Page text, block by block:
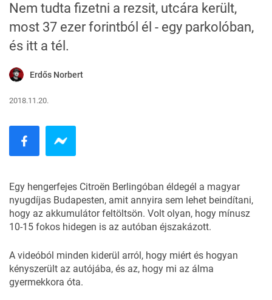
Nem tudta fizetni a rezsit, utcára került,
most 37 ezer forintból él - egy parkolóban,
és itt a tél.
Erdős Norbert
2018.11.20.
Egy hengerfejes Citroën Berlingóban éldegél a magyar
nyugdíjas Budapesten, amit annyira sem lehet beindítani,
hogy az akkumulátor feltöltsön. Volt olyan, hogy mínusz
10-15 fokos hidegen is az autóban éjszakázott.
A videóból minden kiderül arról, hogy miért és hogyan
kényszerült az autójába, és az, hogy mi az álma
gyermekkora óta.